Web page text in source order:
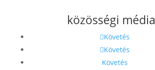
közösségi média
Követés
Követés
Követés